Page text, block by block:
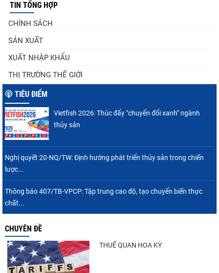
Góp ý dự thảo Thông tư quy định việc cập
nhật, truy cập,...
Xuất khẩu cá tra sang CPTPP: Mở rộng cơ
TIN TỔNG HỢP
CHÍNH SÁCH
SẢN XUẤT
XUẤT NHẬP KHẨU
THỊ TRƯỜNG THẾ GIỚI
TIÊU ĐIỂM
Vietfish 2026: Thúc đẩy "chuyển đổi xanh" ngành
thủy sản
Nghị quyết 20-NQ/TW: Định hướng phát triển thủy sản trong chiến
lược...
Thông báo 407/TB-VPCP: Tập trung cao độ, tạo chuyển biến thực
chất...
CHUYÊN ĐỀ
THUẾ QUAN HOA KỲ